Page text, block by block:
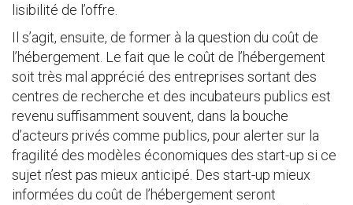
lisibilité de l’offre.
Il s’agit, ensuite, de former à la question du coût de
l’hébergement. Le fait que le coût de l’hébergement
soit très mal apprécié des entreprises sortant des
centres de recherche et des incubateurs publics est
revenu suffisamment souvent, dans la bouche
d’acteurs privés comme publics, pour alerter sur la
fragilité des modèles économiques des start-up si ce
sujet n’est pas mieux anticipé. Des start-up mieux
informées du coût de l’hébergement seront